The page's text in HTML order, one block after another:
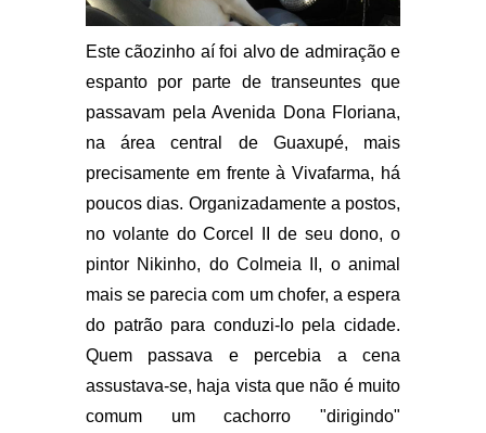
Este cãozinho aí foi alvo de admiração e
espanto por parte de transeuntes que
passavam pela Avenida Dona Floriana,
na área central de Guaxupé, mais
precisamente em frente à Vivafarma, há
poucos dias. Organizadamente a postos,
no volante do Corcel II de seu dono, o
pintor Nikinho, do Colmeia II, o animal
mais se parecia com um chofer, a espera
do patrão para conduzi-lo pela cidade.
Quem passava e percebia a cena
assustava-se, haja vista que não é muito
comum um cachorro "dirigindo"